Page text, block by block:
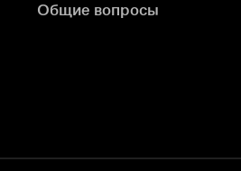
Общие вопросы